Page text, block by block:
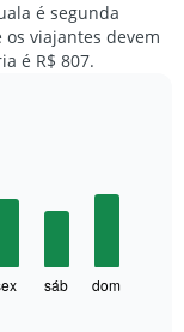
é segunda
viajantes devem
é R$ 807.
sáb dom